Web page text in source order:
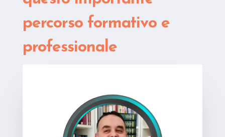
percorso formativo e
professionale